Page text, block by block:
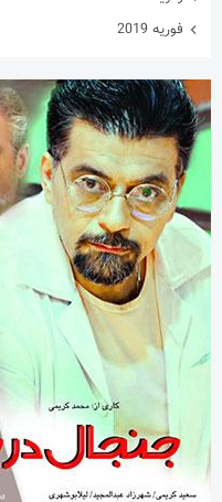
فوریه 2019